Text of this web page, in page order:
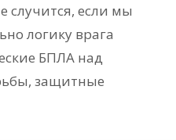
случится, если мы
логику врага
БПЛА над
защитные